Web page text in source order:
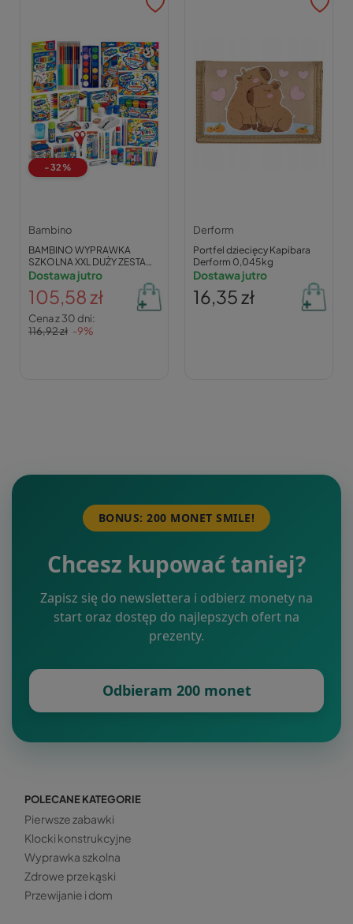
-32%
Bambino
BAMBINO WYPRAWKA
SZKOLNA XXL DUŻY ZESTAW
DO SZKOŁY PRZEDSZKOLA
KLASA 1 2 3
Dostawa jutro
105,58 zł
Cena z 30 dni:
116,92 zł -9%
Derform
Portfel dziecięcy Kapibara
Derform 0,045 kg
Dostawa jutro
16,35 zł
BONUS: 200 MONET SMILE!
Chcesz kupować taniej?
Zapisz się do newslettera i odbierz monety na
start oraz dostęp do najlepszych ofert na
prezenty.
Odbieram 200 monet
POLECANE KATEGORIE
Pierwsze zabawki
Klocki konstrukcyjne
Wyprawka szkolna
Zdrowe przekąski
Przewijanie i dom